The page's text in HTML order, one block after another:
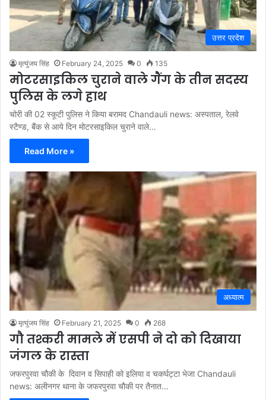
उत्तर प्रदेश
मृत्युंजय सिंह February 24, 2025 0 135
मोटरसाइकिल चुराने वाले गैंग के तीन सदस्य
पुलिस के लगे हाथ
चोरी की 02 स्कूटी पुलिस ने किया बरामद Chandauli news: अस्पताल, रेलवे
स्टैण्ड, बैंक से आये दिन मोटरसाइकिल चुराने वाले…
Read More »
अध्यात्म
मृत्युंजय सिंह February 21, 2025 0 268
गौ तश्करी मामले में एसपी ने दो को दिखाया
जंगल के रास्ता
जफरपुरवा चौकी के दिवान व सिपाही को इलिया व चकर्घट्टा भेजा Chandauli
news: अलीनगर थाना के जफरपुरवा चौकी पर तैनात…